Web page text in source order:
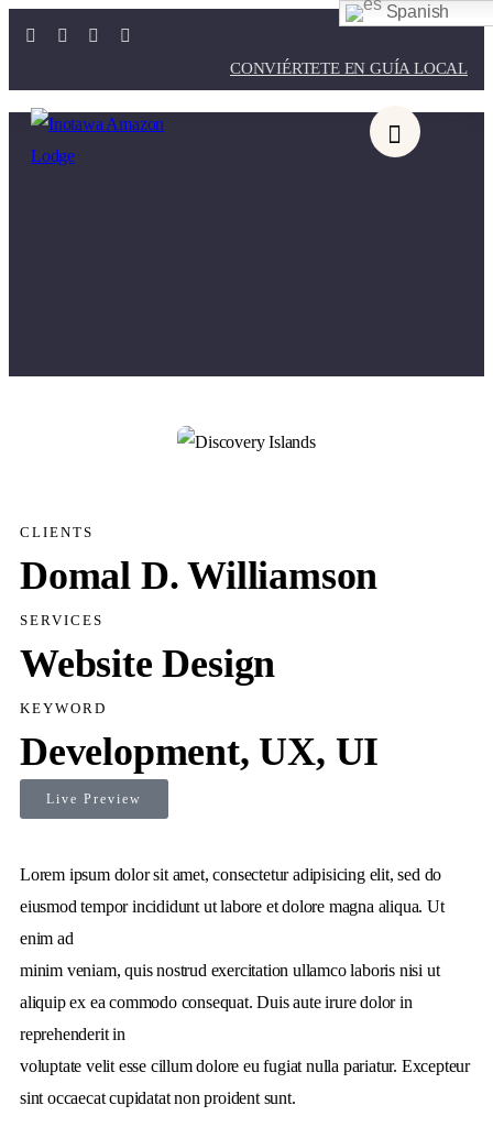
CONVIÉRTETE EN GUÍA LOCAL
CLIENTS
Domal D. Williamson
SERVICES
Website Design
KEYWORD
Development, UX, UI
Live Preview
Lorem ipsum dolor sit amet, consectetur adipisicing elit, sed do
eiusmod tempor incididunt ut labore et dolore magna aliqua. Ut
enim ad
minim veniam, quis nostrud exercitation ullamco laboris nisi ut
aliquip ex ea commodo consequat. Duis aute irure dolor in
reprehenderit in
voluptate velit esse cillum dolore eu fugiat nulla pariatur. Excepteur
sint occaecat cupidatat non proident sunt.
Spanish